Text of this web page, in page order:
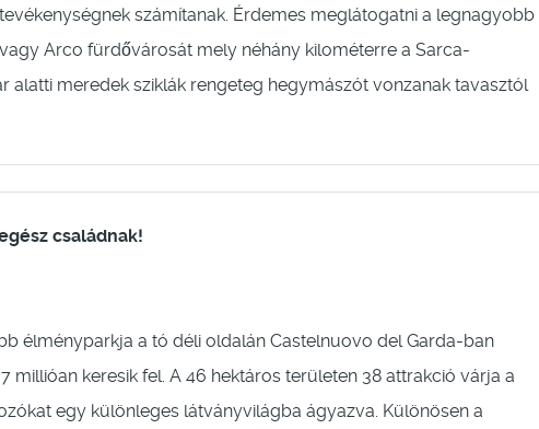
számítanak. Érdemes meglátogatni a legnagyobb
Arco fürdővárosát mely néhány kilométerre a Sarca-
alatti meredek sziklák rengeteg hegymászót vonzanak tavasztól
családnak!
élményparkja a tó déli oldalán Castelnuovo del Garda-ban
millióan keresik fel. A 46 hektáros területen 38 attrakció várja a
egy különleges látványvilágba ágyazva. Különösen a